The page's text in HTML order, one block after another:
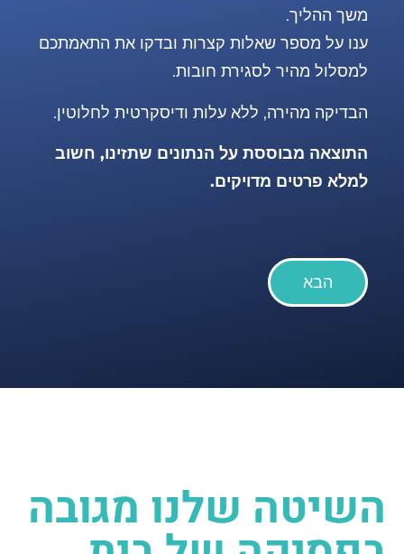
משך ההליך.
ענו על מספר שאלות קצרות ובדקו את התאמתכם
למסלול מהיר לסגירת חובות.
הבדיקה מהירה, ללא עלות ודיסקרטית לחלוטין.
התוצאה מבוססת על הנתונים שתזינו, חשוב
למלא פרטים מדויקים.
הבא
השיטה שלנו מגובה